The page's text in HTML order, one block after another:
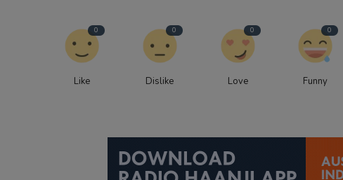
0
Like
0
Dislike
0
Love
0
Funny